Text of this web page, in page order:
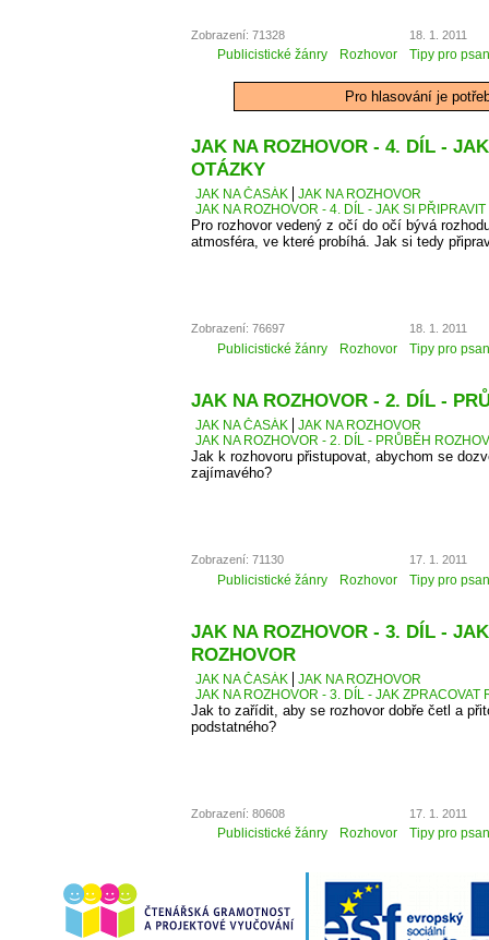
Zobrazení: 71328 18. 1. 2011
Publicistické žánry Rozhovor Tipy pro
Pro hlasování je
JAK NA ROZHOVOR - 4. DÍL -
OTÁZKY
JAK NA ČASÁK
JAK NA ROZHOVOR
JAK NA ROZHOVOR - 4. DÍL - JAK SI PŘIPRAVIT
Pro rozhovor vedený z očí do očí bývá
atmosféra, ve které probíhá. Jak si tedy
Zobrazení: 76697 18. 1. 2011
Publicistické žánry Rozhovor Tipy pro
JAK NA ROZHOVOR - 2. DÍL -
JAK NA ČASÁK
JAK NA ROZHOVOR
JAK NA ROZHOVOR - 2. DÍL - PRŮBĚH
Jak k rozhovoru přistupovat, abychom se
zajímavého?
Zobrazení: 71130 17. 1. 2011
Publicistické žánry Rozhovor Tipy pro
JAK NA ROZHOVOR - 3. DÍL -
ROZHOVOR
JAK NA ČASÁK
JAK NA ROZHOVOR
JAK NA ROZHOVOR - 3. DÍL - JAK ZPRACOVAT
Jak to zařídit, aby se rozhovor dobře četl a
podstatného?
Zobrazení: 80608 17. 1. 2011
Publicistické žánry Rozhovor Tipy pro